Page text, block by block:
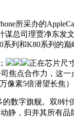
所采办的
谋总司理贾净东发
列和K80系列的巅
正在芯片尺
焦点合作力，这一
像素5倍潜望长焦）
数字旗舰。双8针
静，归并其所有